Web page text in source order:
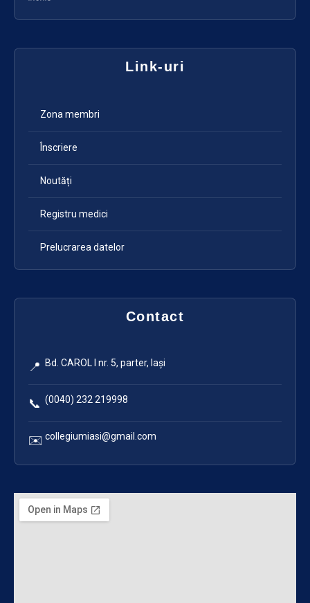
Link-uri
Zona membri
Înscriere
Noutăți
Registru medici
Prelucrarea datelor
Contact
📍 Bd. CAROL I nr. 5, parter, Iași
📞 (0040) 232 219998
✉️ collegiumiasi@gmail.com